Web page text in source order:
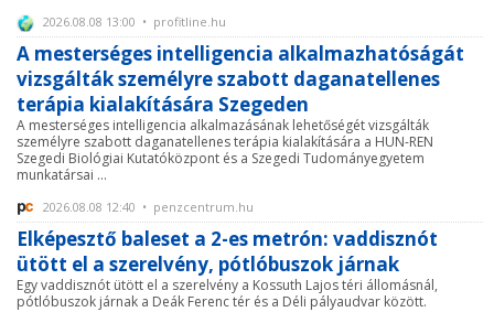
2026.08.08 13:00 • profitline.hu
A mesterséges intelligencia alkalmazhatóságát
vizsgálták személyre szabott daganatellenes
terápia kialakítására Szegeden
A mesterséges intelligencia alkalmazásának lehetőségét vizsgálták
személyre szabott daganatellenes terápia kialakítására a HUN-REN
Szegedi Biológiai Kutatóközpont és a Szegedi Tudományegyetem
munkatársai ...
2026.08.08 12:40 • penzcentrum.hu
Elképesztő baleset a 2-es metrón: vaddisznót
ütött el a szerelvény, pótlóbuszok járnak
Egy vaddisznót ütött el a szerelvény a Kossuth Lajos téri állomásnál,
pótlóbuszok járnak a Deák Ferenc tér és a Déli pályaudvar között.